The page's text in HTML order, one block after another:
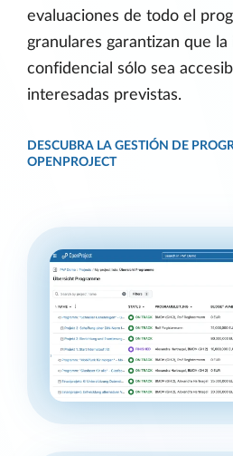
evaluaciones de todo el
granulares garantizan que
confidencial sólo sea
interesadas previstas.
DESCUBRA LA GESTIÓN DE
OPENPROJECT